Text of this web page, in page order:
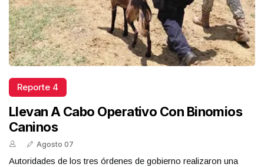
Reporte 4
Llevan A Cabo Operativo Con Binomios
Caninos
Agosto 07
Autoridades de los tres órdenes de gobierno realizaron una